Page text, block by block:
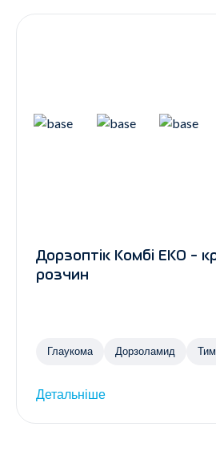
Дорзоптік Комбі ЕКО -
розчин
Глаукома Дорзоламид
Детальніше